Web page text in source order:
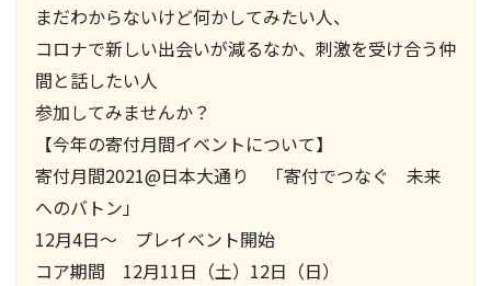
まだわからないけど何かしてみたい人、
コロナで新しい出会いが減るなか、刺激を受け合う仲
間と話したい人
参加してみませんか？
【今年の寄付月間イベントについて】
寄付月間2021@日本大通り 「寄付でつなぐ 未来
へのバトン」
12月4日〜 プレイベント開始
コア期間 12月11日（土）12日（日）